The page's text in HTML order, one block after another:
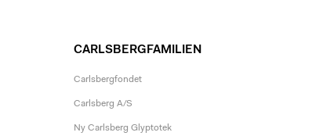
CARLSBERGFAMILIEN
Carlsbergfondet
Carlsberg A/S
Ny Carlsberg Glyptotek